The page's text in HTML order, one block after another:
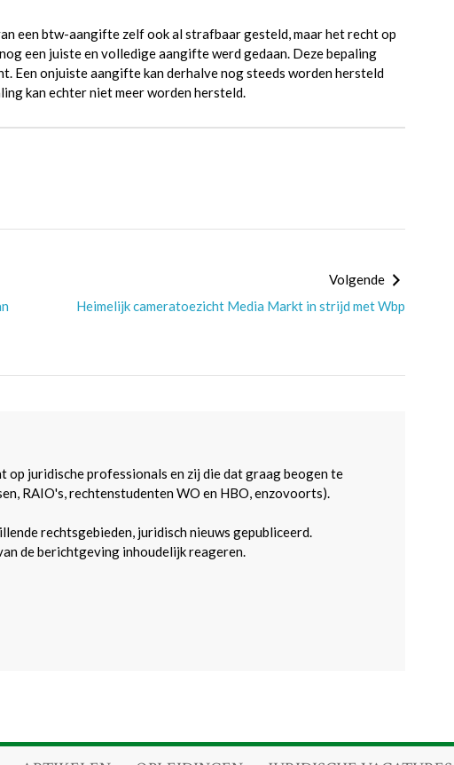
een btw-aangifte zelf ook al strafbaar gesteld, maar het recht op
een juiste en volledige aangifte werd gedaan. Deze bepaling
onjuiste aangifte kan derhalve nog steeds worden hersteld
kan echter niet meer worden hersteld.
Volgende
Heimelijk cameratoezicht Media Markt in strijd met Wbp
juridische professionals en zij die dat graag beogen te
RAIO's, rechtenstudenten WO en HBO, enzovoorts).
rechtsgebieden, juridisch nieuws gepubliceerd.
de berichtgeving inhoudelijk reageren.